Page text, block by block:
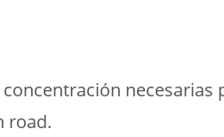
road.